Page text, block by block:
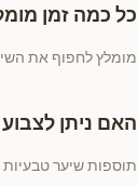
כל כמה זמן
מומלץ לחפוף את
האם ניתן
תוספות שיער